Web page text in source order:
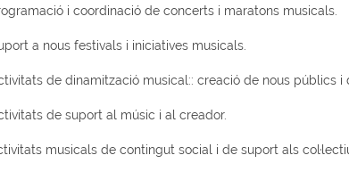
i coordinació de concerts i maratons musicals.
a nous festivals i iniciatives musicals.
de dinamització musical:: creació de nous públics i
de suport al músic i al creador.
musicals de contingut social i de suport als